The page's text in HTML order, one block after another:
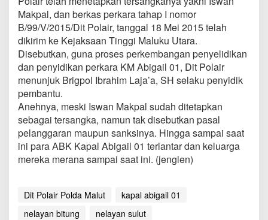
Makpal, dan berkas perkara tahap I nomor
B/99/V/2015/Dit Polair, tanggal 18 Mei 2015 telah
dikirim ke Kejaksaan Tinggi Maluku Utara.
Disebutkan, guna proses perkembangan penyelidikan
dan penyidikan perkara KM Abigail 01, Dit Polair
menunjuk Brigpol Ibrahim Laja’a, SH selaku penyidik
pembantu.
Anehnya, meski Iswan Makpal sudah ditetapkan
sebagai tersangka, namun tak disebutkan pasal
pelanggaran maupun sanksinya. Hingga sampai saat
ini para ABK Kapal Abigail 01 terlantar dan keluarga
mereka merana sampai saat ini. (jenglen)
Dit Polair Polda Malut
kapal abigail 01
nelayan bitung
nelayan sulut